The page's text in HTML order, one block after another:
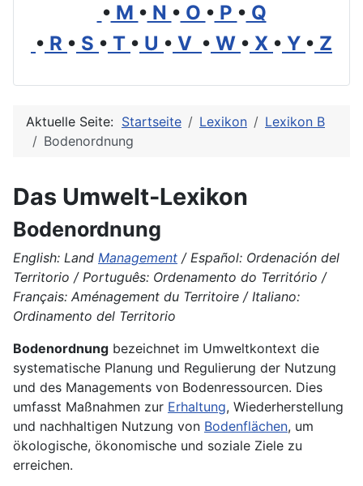
• M • N • O • P • Q
• R • S • T • U • V • W • X • Y • Z
Aktuelle Seite: Startseite Lexikon
Lexikon B
Bodenordnung
Das Umwelt-Lexikon
Bodenordnung
English: Land Management / Español: Ordenación del
Territorio / Português: Ordenamento do Território /
Français: Aménagement du Territoire / Italiano:
Ordinamento del Territorio
Bodenordnung bezeichnet im Umweltkontext die
systematische Planung und Regulierung der Nutzung
und des Managements von Bodenressourcen. Dies
umfasst Maßnahmen zur Erhaltung, Wiederherstellung
und nachhaltigen Nutzung von Bodenflächen, um
ökologische, ökonomische und soziale Ziele zu
erreichen.